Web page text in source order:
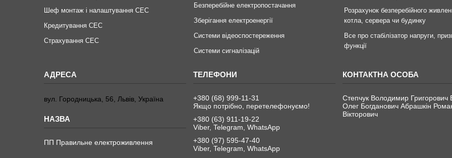
Шеф монтаж і налаштування СЕС
Кредитування СЕС
Страхування СЕС
Безперебійне електропостачання
Зберігання електроенергії
Системи відеоспостереження
Системи сигналізацій
Розрахунок безперебійного
котла, сервера чи будинку
Все про стабілізатор напруги,
функції
вул. Городницька, 56, Львів, Україна
ПП Правильне електроживлення
+380 (68) 999-11-31
Якщо потрібно, перетелефонуємо!
+380 (63) 911-19-22
Viber, Telegram, WhatsApp
+380 (97) 595-47-40
Viber, Telegram, WhatsApp
Степчук Володимир Григорович
Олег Богданович Абрашкін
Вікторович